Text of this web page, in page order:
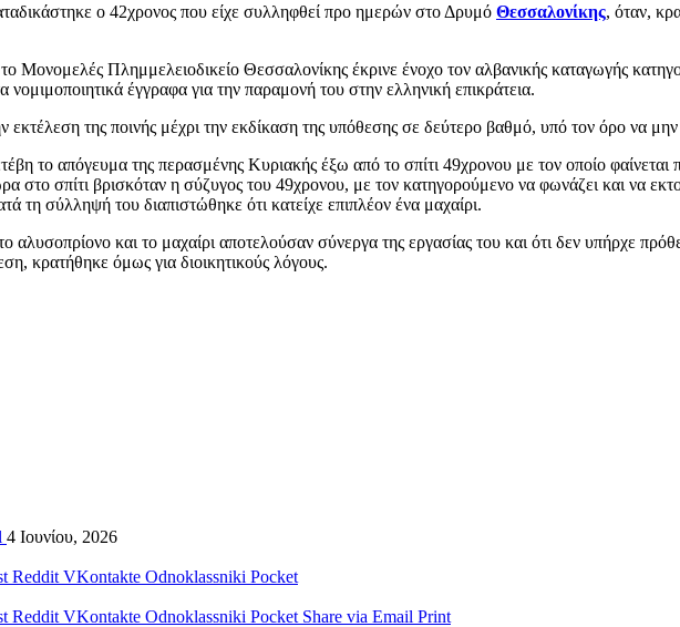
ο 42χρονος που είχε συλληφθεί προ ημερών στο Δρυμό Θεσσαλονίκης, όταν,
Μονομελές Πλημμελειοδικείο Θεσσαλονίκης έκρινε ένοχο τον αλβανικής καταγωγής
νομιμοποιητικά έγγραφα για την παραμονή του στην ελληνική επικράτεια.
εκτέλεση της ποινής μέχρι την εκδίκαση της υπόθεσης σε δεύτερο βαθμό, υπό τον όρο να
το απόγευμα της περασμένης Κυριακής έξω από το σπίτι 49χρονου με τον οποίο
στο σπίτι βρισκόταν η σύζυγος του 49χρονου, με τον κατηγορούμενο να φωνάζει και να
τη σύλληψή του διαπιστώθηκε ότι κατείχε επιπλέον ένα μαχαίρι.
το αλυσοπρίονο και το μαχαίρι αποτελούσαν σύνεργα της εργασίας του και ότι δεν υπήρχε
κρατήθηκε όμως για διοικητικούς λόγους.
4 Ιουνίου, 2026
Reddit VKontakte Odnoklassniki Pocket
Reddit VKontakte Odnoklassniki Pocket Share via Email Print